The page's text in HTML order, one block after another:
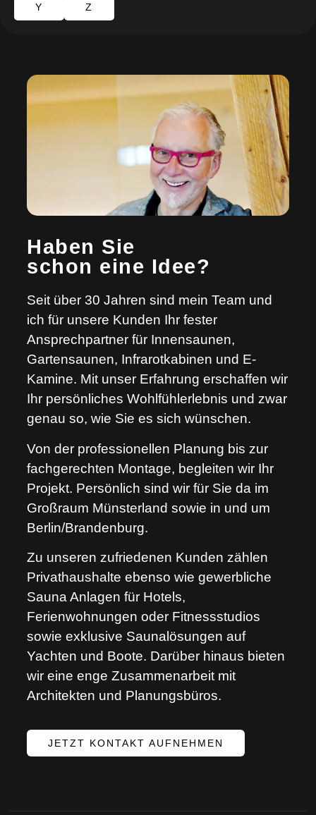
Y Z
Haben Sie
schon eine Idee?
Seit über 30 Jahren sind mein Team und
ich für unsere Kunden Ihr fester
Ansprechpartner für Innensaunen,
Gartensaunen, Infrarotkabinen und E-
Kamine. Mit unser Erfahrung erschaffen wir
Ihr persönliches Wohlfühlerlebnis und zwar
genau so, wie Sie es sich wünschen.
Von der professionellen Planung bis zur
fachgerechten Montage, begleiten wir Ihr
Projekt. Persönlich sind wir für Sie da im
Großraum Münsterland sowie in und um
Berlin/Brandenburg.
Zu unseren zufriedenen Kunden zählen
Privathaushalte ebenso wie gewerbliche
Sauna Anlagen für Hotels,
Ferienwohnungen oder Fitnessstudios
sowie exklusive Saunalösungen auf
Yachten und Boote. Darüber hinaus bieten
wir eine enge Zusammenarbeit mit
Architekten und Planungsbüros.
JETZT KONTAKT AUFNEHMEN